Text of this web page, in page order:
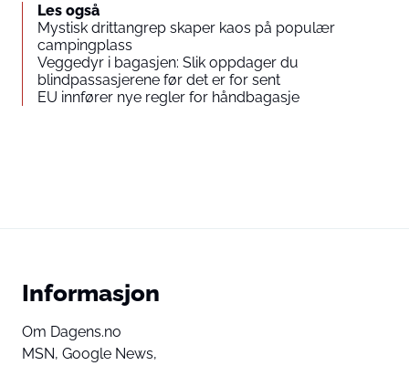
Les også
Mystisk drittangrep skaper kaos på populær
campingplass
Veggedyr i bagasjen: Slik oppdager du
blindpassasjerene før det er for sent
EU innfører nye regler for håndbagasje
Informasjon
Om Dagens.no
MSN, Google News,